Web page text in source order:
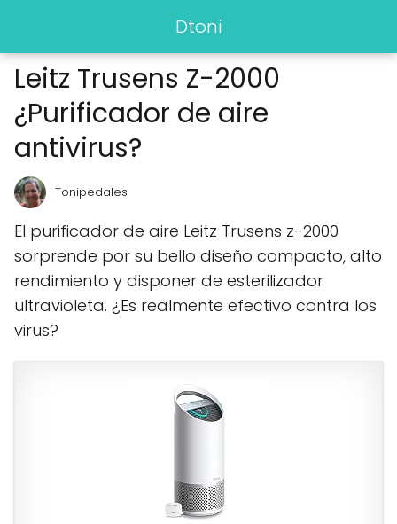
Dtoni
Leitz Trusens Z-2000
¿Purificador de aire
antivirus?
Tonipedales
El purificador de aire Leitz Trusens z-2000
sorprende por su bello diseño compacto, alto
rendimiento y disponer de esterilizador
ultravioleta. ¿Es realmente efectivo contra los
virus?